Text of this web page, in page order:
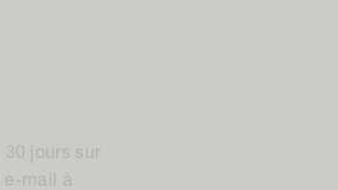
jours sur
e-mail à